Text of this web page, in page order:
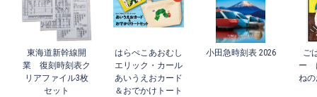
東海道新幹線開
業 復刻時刻表ク
リアファイル3枚
セット
はらぺこあおむし
エリック・カール
あいうえおカード
＆おでかけトート
小田急時刻表 2026
ご
ー
ね